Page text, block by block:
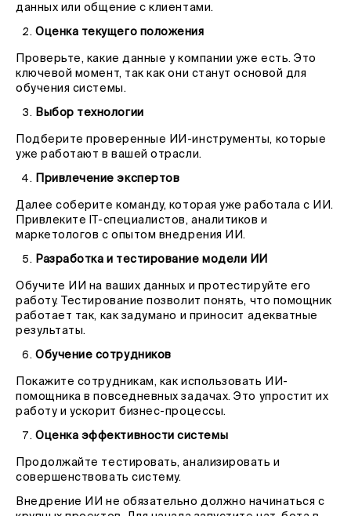
данных или общение с клиентами.
Оценка текущего положения
Проверьте, какие данные у компании уже есть. Это
ключевой момент, так как они станут основой для
обучения системы.
Выбор технологии
Подберите проверенные ИИ-инструменты, которые
уже работают в вашей отрасли.
Привлечение экспертов
Далее соберите команду, которая уже работала с ИИ.
Привлеките IT-специалистов, аналитиков и
маркетологов с опытом внедрения ИИ.
Разработка и тестирование модели ИИ
Обучите ИИ на ваших данных и протестируйте его
работу. Тестирование позволит понять, что помощник
работает так, как задумано и приносит адекватные
результаты.
Обучение сотрудников
Покажите сотрудникам, как использовать ИИ-
помощника в повседневных задачах. Это упростит их
работу и ускорит бизнес-процессы.
Оценка эффективности системы
Продолжайте тестировать, анализировать и
совершенствовать систему.
Внедрение ИИ не обязательно должно начинаться с